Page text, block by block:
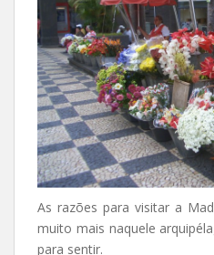
As razões para visitar a
muito mais naquele
para sentir.